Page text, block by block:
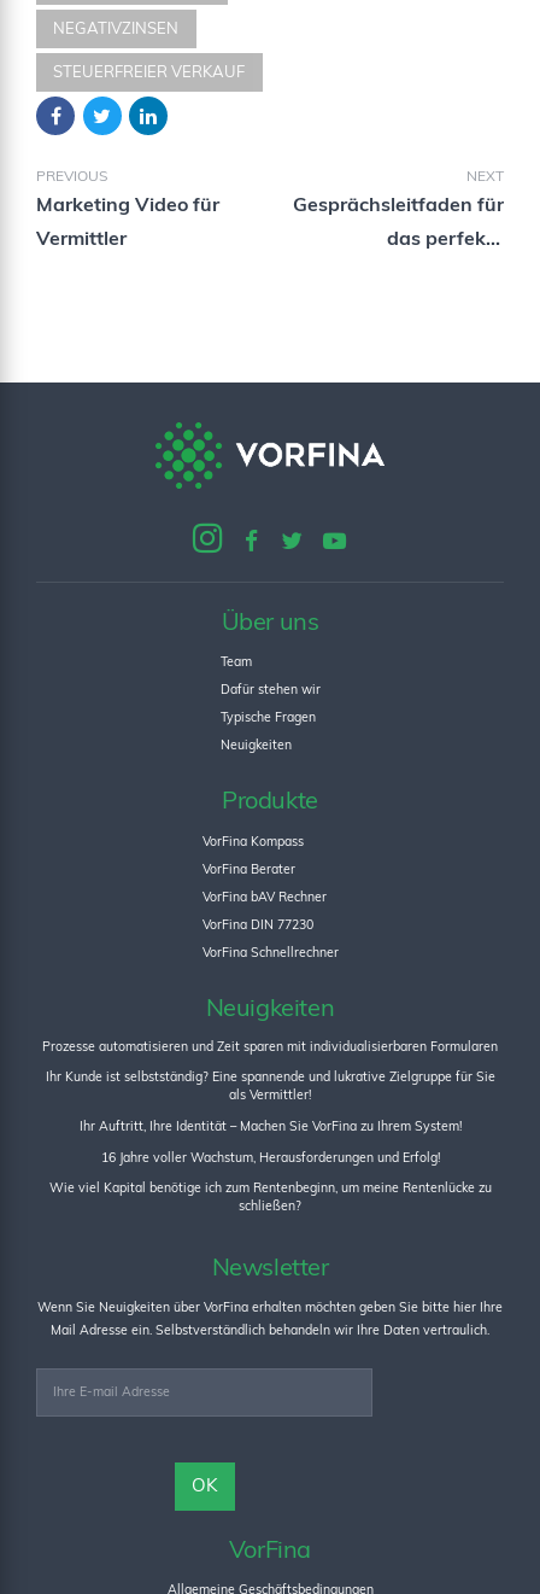
NEGATIVZINSEN
STEUERFREIER VERKAUF
PREVIOUS
Marketing Video für
Vermittler
NEXT
Gesprächsleitfaden für
das perfekte
Über uns
Team
Dafür stehen wir
Typische Fragen
Neuigkeiten
Produkte
VorFina Kompass
VorFina Berater
VorFina bAV Rechner
VorFina DIN 77230
VorFina Schnellrechner
Neuigkeiten
Prozesse automatisieren und Zeit sparen mit individualisierbaren Formularen
Ihr Kunde ist selbstständig? Eine spannende und lukrative Zielgruppe für Sie
als Vermittler!
Ihr Auftritt, Ihre Identität – Machen Sie VorFina zu Ihrem System!
16 Jahre voller Wachstum, Herausforderungen und Erfolg!
Wie viel Kapital benötige ich zum Rentenbeginn, um meine Rentenlücke zu
schließen?
Newsletter
Wenn Sie Neuigkeiten über VorFina erhalten möchten geben Sie bitte hier Ihre
Mail Adresse ein. Selbstverständlich behandeln wir Ihre Daten vertraulich.
VorFina
Allgemeine Geschäftsbedingungen